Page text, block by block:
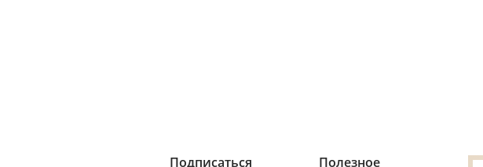
Подписаться Полезное